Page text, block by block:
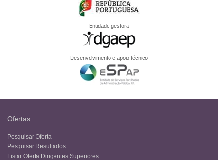
Entidade gestora
Desenvolvimento e apoio técnico
Ofertas
Pesquisar Oferta
Pesquisar Resultados
Listar Oferta Dirigentes Superiores